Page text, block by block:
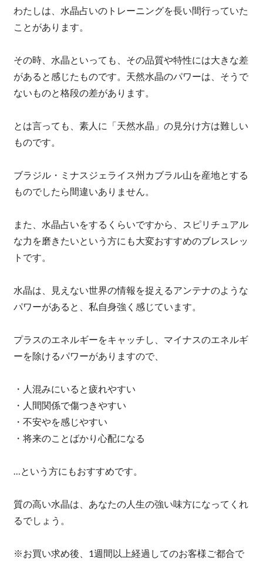
わたしは、水晶占いのトレーニングを長い間行っていた
ことがあります。
その時、水晶といっても、その品質や特性には大きな差
があると感じたものです。天然水晶のパワーは、そうで
ないものと格段の差があります。
とは言っても、素人に「天然水晶」の見分け方は難しい
ものです。
ブラジル・ミナスジェライス州カブラル山を産地とする
ものでしたら間違いありません。
また、水晶占いをするくらいですから、スピリチュアル
な力を磨きたいという方にも大変おすすめのブレスレッ
トです。
水晶は、見えない世界の情報を捉えるアンテナのような
パワーがあると、私自身強く感じています。
プラスのエネルギーをキャッチし、マイナスのエネルギ
ーを除けるパワーがありますので、
・人混みにいると疲れやすい
・人間関係で傷つきやすい
・不安やを感じやすい
・将来のことばかり心配になる
…という方にもおすすめです。
質の高い水晶は、あなたの人生の強い味方になってくれ
るでしょう。
※お買い求め後、1週間以上経過してのお客様ご都合で